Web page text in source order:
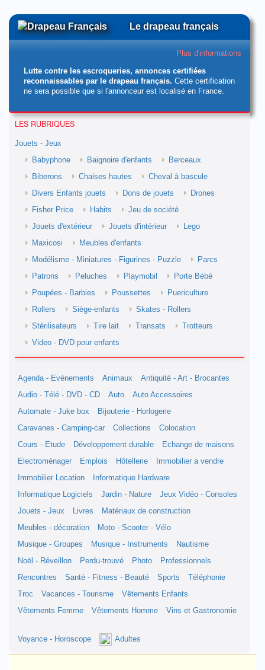
Le drapeau français
Plus d'informations
Lutte contre les escroqueries, annonces certifiées
reconnaissables par le drapeau français. Cette certification
ne sera possible que si l'annonceur est localisé en France.
LES RUBRIQUES
Jouets - Jeux
Babyphone
Baignoire d'enfants
Berceaux
Biberons
Chaises hautes
Cheval à bascule
Divers Enfants jouets
Dons de jouets
Drones
Fisher Price
Habits
Jeu de société
Jouets d'extérieur
Jouets d'intérieur
Lego
Maxicosi
Meubles d'enfants
Modélisme - Miniatures - Figurines - Puzzle
Parcs
Patrons
Peluches Playmobil
Porte Bébé
Poupées - Barbies
Poussettes
Puericulture
Rollers
Siège-enfants
Skates - Rollers
Stérilisateurs
Tire lait Transats
Trotteurs
Video - DVD pour enfants
Agenda - Evènements Animaux
Antiquité - Art - Brocantes
Audio - Télé - DVD - CD
Auto
Auto Accessoires
Automate - Juke box
Bijouterie - Horlogerie
Caravanes - Camping-car
Collections
Colocation
Cours - Etude
Développement durable
Echange de maisons
Electroménager
Emplois Hôtellerie
Immobilier a vendre
Immobilier Location
Informatique Hardware
Informatique Logiciels
Jardin - Nature
Jeux Vidéo - Consoles
Jouets - Jeux
Livres
Matériaux de construction
Meubles - décoration
Moto - Scooter - Vélo
Musique - Groupes
Musique - Instruments
Nautisme
Noël - Réveillon
Perdu-trouvé Photo
Professionnels
Rencontres
Santé - Fitness - Beauté Sports
Téléphonie
Troc
Vacances - Tourisme
Vêtements Enfants
Vêtements Femme
Vêtements Homme Vins et Gastronomie
Voyance - Horoscope Adultes